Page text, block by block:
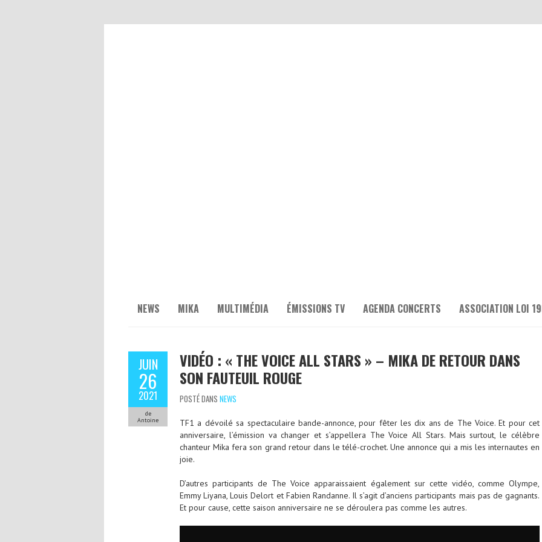
NEWS MIKA MULTIMÉDIA ÉMISSIONS TV AGENDA CONCERTS ASSOCIATION LOI
JUIN
26
2021
de
Antoine
VIDÉO : « THE VOICE ALL STARS » – MIKA DE RETOUR DANS
SON FAUTEUIL ROUGE
POSTÉ DANS NEWS
TF1 a dévoilé sa spectaculaire bande-annonce, pour fêter les dix ans de The Voice. Et pour cet
anniversaire, l’émission va changer et s’appellera The Voice All Stars. Mais surtout, le célèbre
chanteur Mika fera son grand retour dans le télé-crochet. Une annonce qui a mis les internautes en
joie.
D’autres participants de The Voice apparaissaient également sur cette vidéo, comme Olympe,
Emmy Liyana, Louis Delort et Fabien Randanne. Il s’agit d’anciens participants mais pas de gagnants.
Et pour cause, cette saison anniversaire ne se déroulera pas comme les autres.